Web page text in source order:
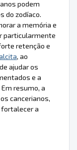
podem
do zodíaco.
a memória e
particularmente
retenção e
, ao
ajudar os
e a
resumo, a
cancerianos,
fortalecer a